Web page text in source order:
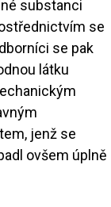
substanci
se
se pak
látku
jenž se
ovšem úplně